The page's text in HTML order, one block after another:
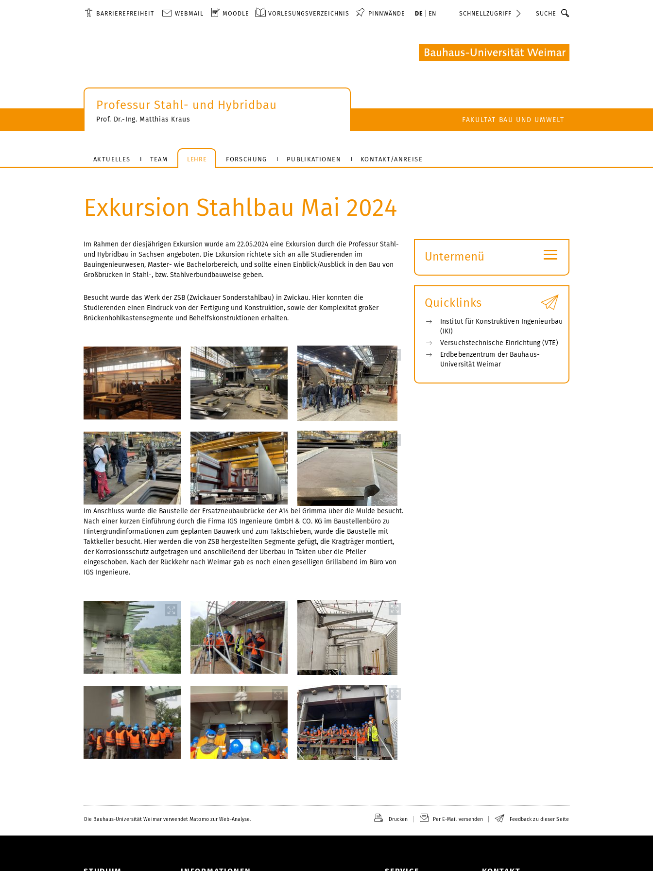
BARRIEREFREIHEIT WEBMAIL MOODLE VORLESUNGSVERZEICHNIS PINNWÄNDE DE EN SCHNELLZUGRIFF Suche
Professur Stahl- und Hybridbau
Prof. Dr.-Ing. Matthias Kraus FAKULTÄT BAU UND UMWELT
AKTUELLES TEAM LEHRE FORSCHUNG PUBLIKATIONEN KONTAKT/ANREISE
Exkursion Stahlbau Mai 2024
Im Rahmen der diesjährigen Exkursion wurde am 22.05.2024 eine Exkursion durch die Professur Stahl-
und Hybridbau in Sachsen angeboten. Die Exkursion richtete sich an alle Studierenden im
Bauingenieurwesen, Master- wie Bachelorbereich, und sollte einen Einblick/Ausblick in den Bau von
Großbrücken in Stahl-, bzw. Stahlverbundbauweise geben.
Besucht wurde das Werk der ZSB (Zwickauer Sonderstahlbau) in Zwickau. Hier konnten die
Studierenden einen Eindruck von der Fertigung und Konstruktion, sowie der Komplexität großer
Brückenhohlkastensegmente und Behelfskonstruktionen erhalten.
Im Anschluss wurde die Baustelle der Ersatzneubaubrücke der A14 bei Grimma über die Mulde besucht.
Nach einer kurzen Einführung durch die Firma IGS Ingenieure GmbH & CO. KG im Baustellenbüro zu
Hintergrundinformationen zum geplanten Bauwerk und zum Taktschieben, wurde die Baustelle mit
Taktkeller besucht. Hier werden die von ZSB hergestellten Segmente gefügt, die Kragträger montiert,
der Korrosionsschutz aufgetragen und anschließend der Überbau in Takten über die Pfeiler
eingeschoben. Nach der Rückkehr nach Weimar gab es noch einen geselligen Grillabend im Büro von
IGS Ingenieure.
Untermenü
öffnen
≡
Quicklinks
Institut für Konstruktiven Ingenieurbau
(IKI)
Versuchstechnische Einrichtung (VTE)
Erdbebenzentrum der Bauhaus-
Universität Weimar
Die Bauhaus-Universität Weimar verwendet Matomo zur Web-Analyse. Drucken Per E-Mail versenden Feedback zu dieser Seite